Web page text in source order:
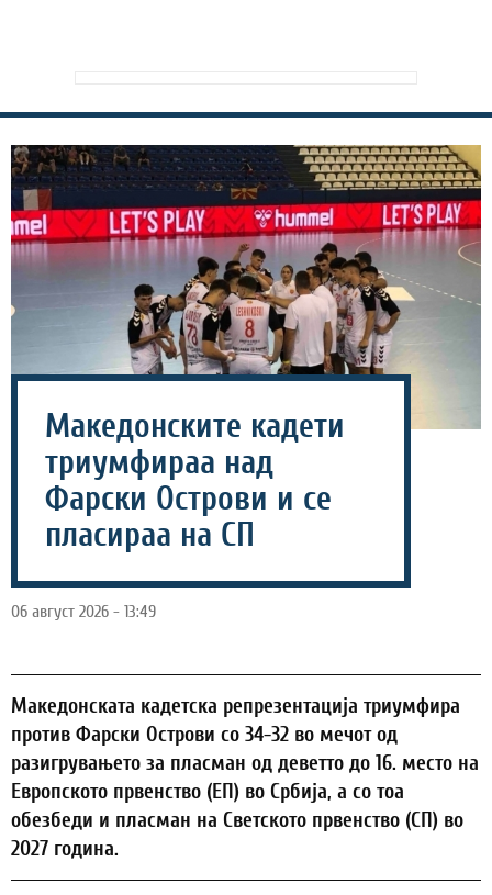
Македонските кадети
триумфираа над
Фарски Острови и се
пласираа на СП
06 август 2026 - 13:49
Македонската кадетска репрезентација триумфира
против Фарски Острови со 34-32 во мечот од
разигрувањето за пласман од деветто до 16. место на
Европското првенство (ЕП) во Србија, а со тоа
обезбеди и пласман на Светското првенство (СП) во
2027 година.